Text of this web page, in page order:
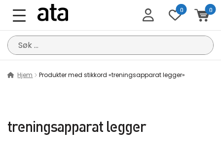
0 0
Søk
etter:
Hjem Produkter med stikkord «treningsapparat legger»
treningsapparat legger